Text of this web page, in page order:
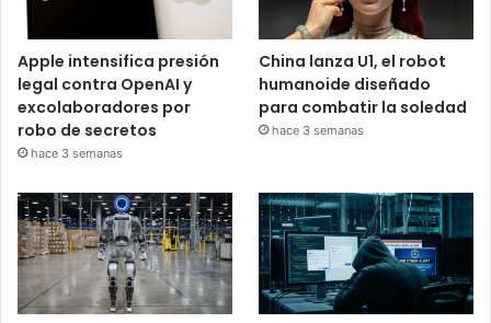
Apple intensifica presión
legal contra OpenAI y
excolaboradores por
robo de secretos
hace 3 semanas
China lanza U1, el robot
humanoide diseñado
para combatir la soledad
hace 3 semanas